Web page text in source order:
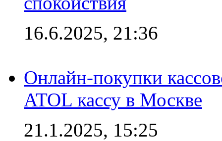
16.6.2025, 21:36
Онлайн-покупки
ATOL кассу в Москве
21.1.2025, 15:25